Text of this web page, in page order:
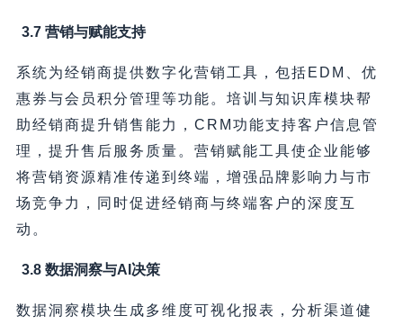
3.7 营销与赋能支持
系统为经销商提供数字化营销工具，包括EDM、优
惠券与会员积分管理等功能。培训与知识库模块帮
助经销商提升销售能力，CRM功能支持客户信息管
理，提升售后服务质量。营销赋能工具使企业能够
将营销资源精准传递到终端，增强品牌影响力与市
场竞争力，同时促进经销商与终端客户的深度互
动。
3.8 数据洞察与AI决策
数据洞察模块生成多维度可视化报表，分析渠道健